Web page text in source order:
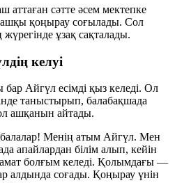
сәтте әсем мектепке
қоңырау соғылады. Сол
ұзақ сақталады.
келуі
Айгүл есімді қыз келеді. Ол
таныстырып, балабақшада
ашқанын айтады.
Менің атым Айгүл. Мен
апайлардан білім алып, кейін
болғым келеді. Қолымдағы —
алдында соғады. Қоңырау үнін